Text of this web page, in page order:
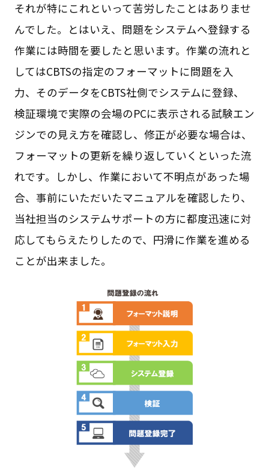
それが特にこれといって苦労したことはありませ
んでした。とはいえ、問題をシステムへ登録する
作業には時間を要したと思います。作業の流れと
してはCBTSの指定のフォーマットに問題を入
力、そのデータをCBTS社側でシステムに登録、
検証環境で実際の会場のPCに表示される試験エン
ジンでの見え方を確認し、修正が必要な場合は、
フォーマットの更新を繰り返していくといった流
れです。しかし、作業において不明点があった場
合、事前にいただいたマニュアルを確認したり、
当社担当のシステムサポートの方に都度迅速に対
応してもらえたりしたので、円滑に作業を進める
ことが出来ました。